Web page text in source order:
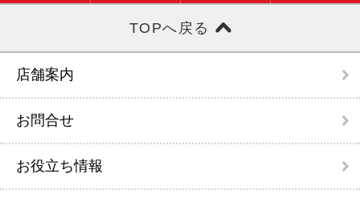
TOPへ戻る
店舗案内
お問合せ
お役立ち情報